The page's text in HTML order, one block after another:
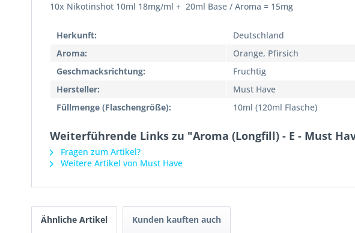
10x Nikotinshot 10ml 18mg/ml + 20ml Base / Aroma = 15mg
Herkunft:
Deutschland
Aroma:
Orange, Pfirsich
Geschmacksrichtung:
Fruchtig
Hersteller:
Must Have
Füllmenge (Flaschengröße):
10ml (120ml Flasche)
Weiterführende Links zu "Aroma (Longfill) - E - Must
Fragen zum Artikel?
Weitere Artikel von Must Have
Ähnliche Artikel Kunden kauften auch